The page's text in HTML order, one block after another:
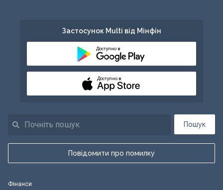
Пошук
Повідомити про помилку
Застосунок Multi від Мінфін
Доступно в
Доступно в
Фінанси